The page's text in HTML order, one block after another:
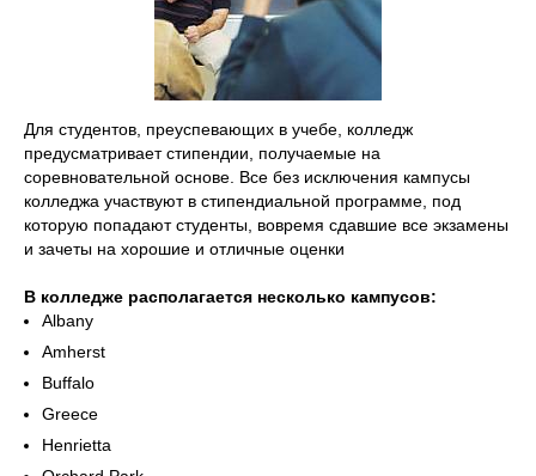
Для студентов, преуспевающих в учебе, колледж
предусматривает стипендии, получаемые на
соревновательной основе. Все без исключения кампусы
колледжа участвуют в стипендиальной программе, под
которую попадают студенты, вовремя сдавшие все экзамены
и зачеты на хорошие и отличные оценки
В колледже располагается несколько кампусов:
Albany
Amherst
Buffalo
Greece
Henrietta